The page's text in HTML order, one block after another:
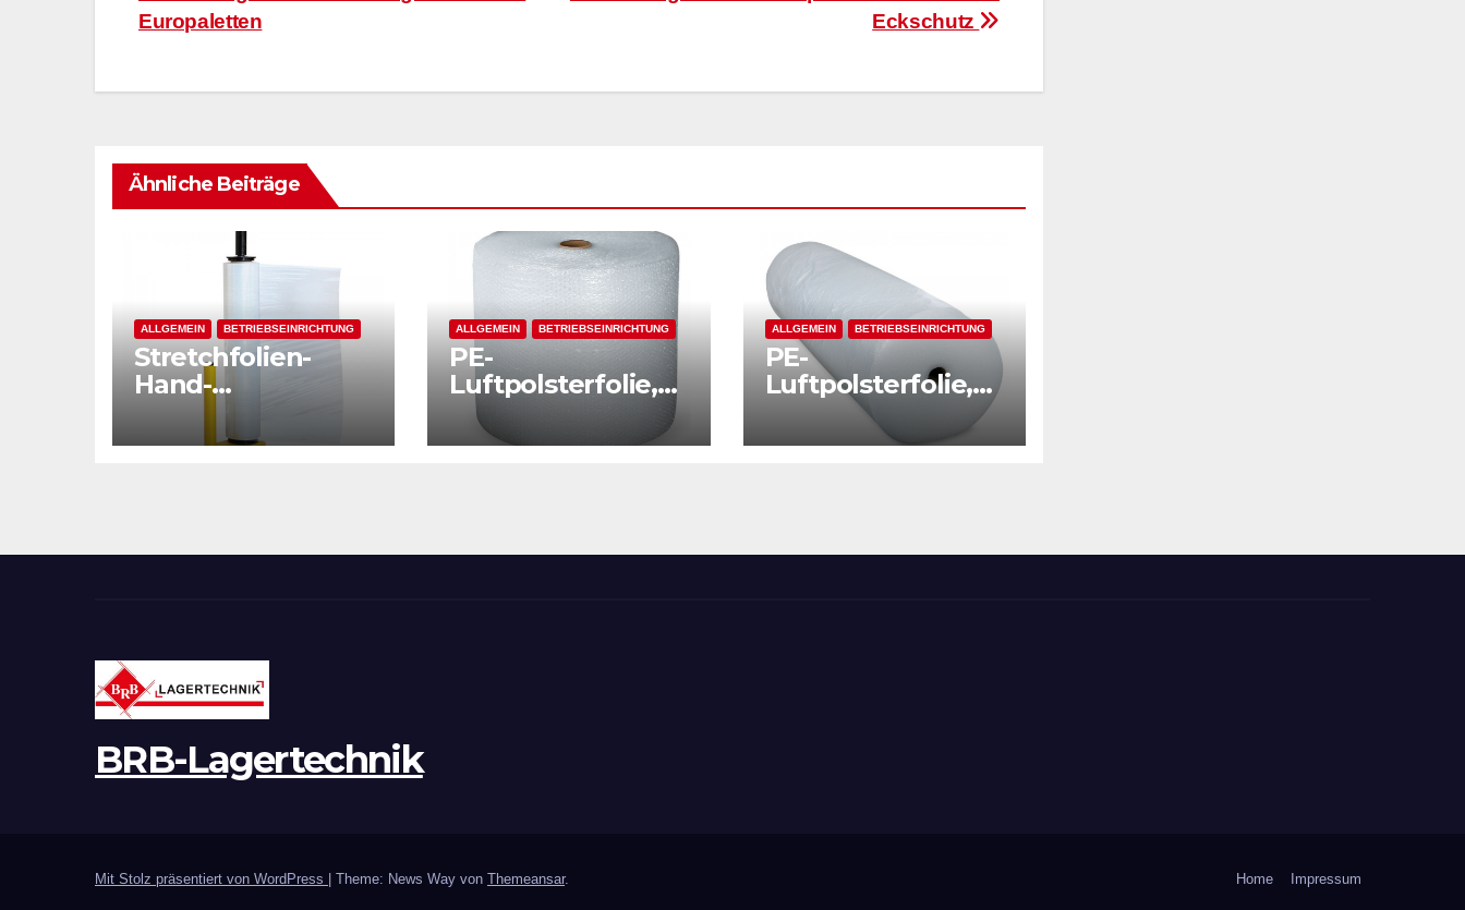
Eckschutz
Europaletten
Ähnliche Beiträge
ALLGEMEIN BETRIEBSEINRICHTUNG
Stretchfolien-
Hand-
Stahlabroller
ALLGEMEIN BETRIEBSEINRICHTUNG
PE-
Luftpolsterfolie,
extra reißfest, LxB
100 m x 500 mm,
ALLGEMEIN BETRIEBSEINRICHTUNG
PE-
Luftpolsterfolie,
extra reißfest, LxB
100 m x 2000 mm,
BRB-Lagertechnik
Mit Stolz präsentiert von WordPress | Theme: News Way von Themeansar. Home Impressum